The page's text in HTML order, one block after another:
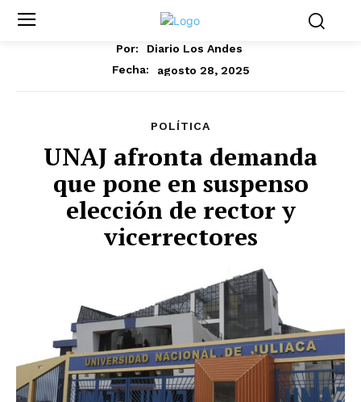
Por:
Diario Los Andes
Fecha:
agosto 28, 2025
POLÍTICA
UNAJ afronta demanda
que pone en suspenso
elección de rector y
vicerrectores